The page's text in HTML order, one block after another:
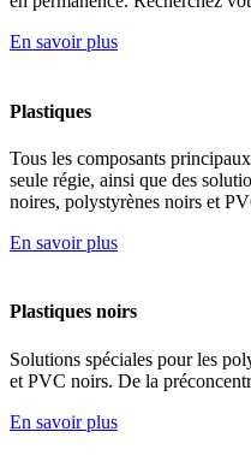
En savoir plus
Plastiques
Tous les composants
seule régie, ainsi que des
noires, polystyrènes noirs et
En savoir plus
Plastiques noirs
Solutions spéciales pour les
et PVC noirs. De la
En savoir plus